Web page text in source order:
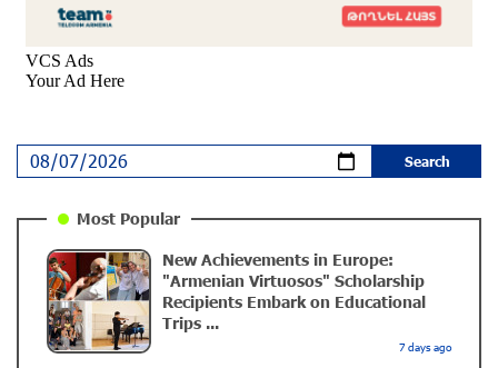
9 months ago
The Sound of Artsakh in the USA
Educational Trip and First U.S. Concert of the Music
for Future Foundation’s Young Musicians
10 months ago
Empowering the Next Generation of Armenian
Talents: “Music for Future” Foundation’s First
Most Popular
New Achievements in Europe:
"Armenian Virtuosos" Scholarship
Recipients Embark on Educational
Trips ...
7 days ago